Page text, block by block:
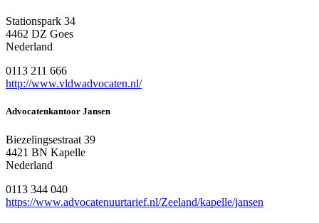
Stationspark 34
4462 DZ Goes
Nederland
0113 211 666
http://www.vldwadvocaten.nl/
Advocatenkantoor Jansen
Biezelingsestraat 39
4421 BN Kapelle
Nederland
0113 344 040
https://www.advocatenuurtarief.nl/Zeeland/kapelle/jansen